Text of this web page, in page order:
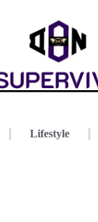
Lifestyle